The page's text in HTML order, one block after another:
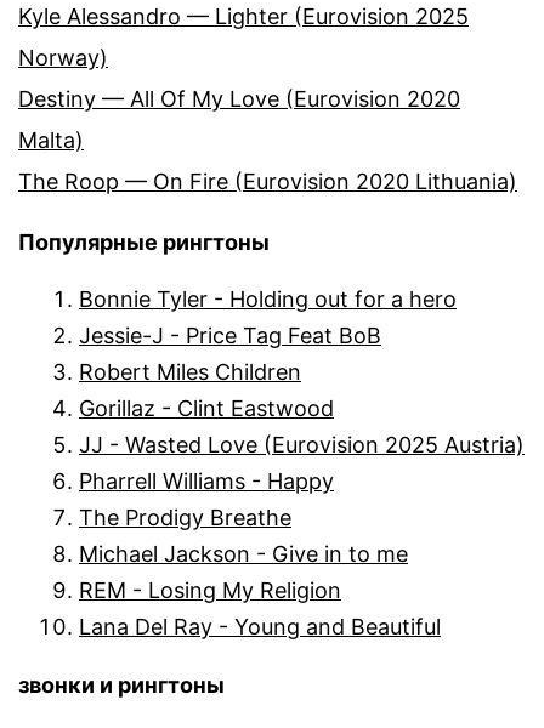
Kyle Alessandro — Lighter (Eurovision 2025
Norway)
Destiny — All Of My Love (Eurovision 2020
Malta)
The Roop — On Fire (Eurovision 2020 Lithuania)
Популярные рингтоны
Bonnie Tyler - Holding out for a hero
Jessie-J - Price Tag Feat BoB
Robert Miles Children
Gorillaz - Clint Eastwood
JJ - Wasted Love (Eurovision 2025 Austria)
Pharrell Williams - Happy
The Prodigy Breathe
Michael Jackson - Give in to me
REM - Losing My Religion
Lana Del Ray - Young and Beautiful
звонки и рингтоны